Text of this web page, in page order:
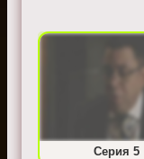
Серия 5